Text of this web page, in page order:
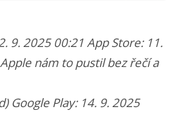
9. 2025 00:21 App Store: 11.
nám to pustil bez řečí a
Google Play: 14. 9. 2025